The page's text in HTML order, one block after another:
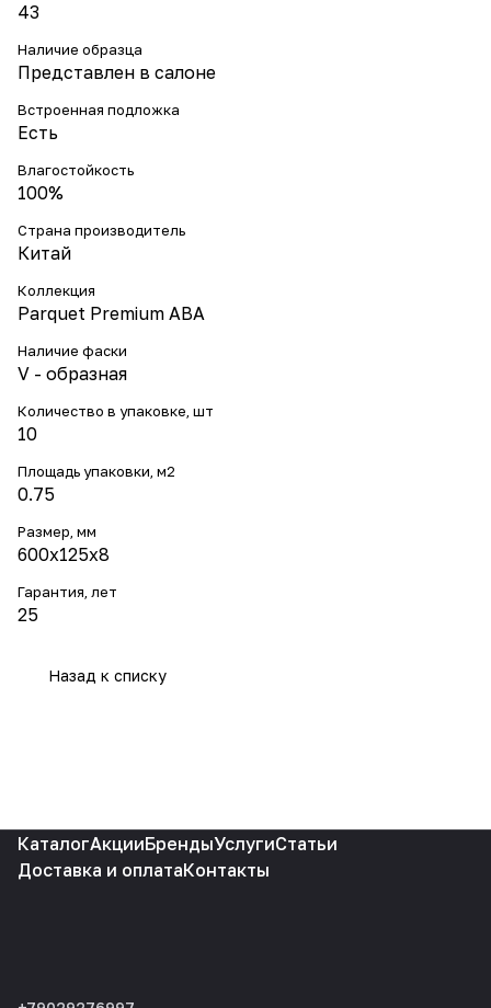
43
Наличие образца
Представлен в салоне
Встроенная подложка
Есть
Влагостойкость
100%
Страна производитель
Китай
Коллекция
Parquet Premium ABA
Наличие фаски
V - образная
Количество в упаковке, шт
10
Площадь упаковки, м2
0.75
Размер, мм
600х125х8
Гарантия, лет
25
Назад к списку
КаталогАкцииБрендыУслугиСтатьи
Доставка и оплатаКонтакты